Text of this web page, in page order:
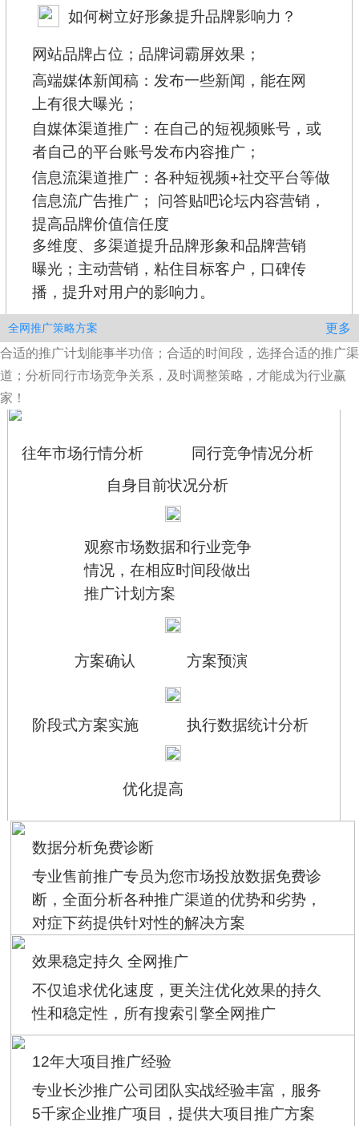
多维度、多渠道提升品牌形象和品牌营销
曝光；主动营销，粘住目标客户，口碑传
播，提升对用户的影响力。
信息流渠道推广：各种短视频+社交平台等做
信息流广告推广； 问答贴吧论坛内容营销，
提高品牌价值信任度
自媒体渠道推广：在自己的短视频账号，或
者自己的平台账号发布内容推广；
高端媒体新闻稿：发布一些新闻，能在网
上有很大曝光；
网站品牌占位；品牌词霸屏效果；
如何树立好形象提升品牌影响力？
全网推广策略方案
更多
合适的推广计划能事半功倍；合适的时间段，选择合适的推广渠
道；分析同行市场竞争关系，及时调整策略，才能成为行业赢
家！
优化提高
执行数据统计分析
阶段式方案实施
方案预演
方案确认
自身目前状况分析
同行竞争情况分析
观察市场数据和行业竞争
情况，在相应时间段做出
推广计划方案
往年市场行情分析
专业售前推广专员为您市场投放数据免费诊
断，全面分析各种推广渠道的优势和劣势，
对症下药提供针对性的解决方案
数据分析免费诊断
不仅追求优化速度，更关注优化效果的持久
性和稳定性，所有搜索引擎全网推广
效果稳定持久 全网推广
专业长沙推广公司团队实战经验丰富，服务
5千家企业推广项目，提供大项目推广方案
12年大项目推广经验